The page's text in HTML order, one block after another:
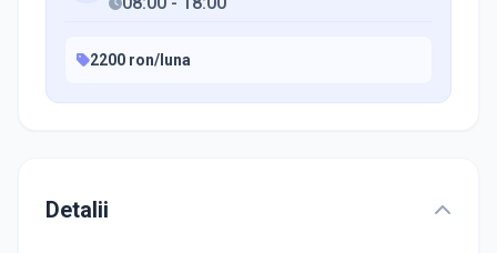
2200 ron/luna
Detalii